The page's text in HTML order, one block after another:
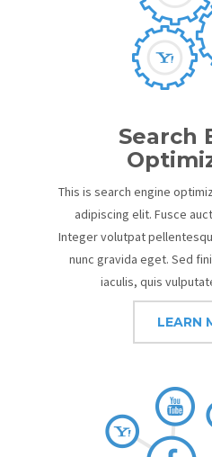
Search
This is search engine
adipiscing elit. Fusce
Integer volutpat
nunc gravida eget. Sed
iaculis, quis
LEARN